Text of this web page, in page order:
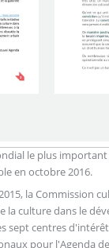
le plus
en octobre 2016.
la Commission
la culture dans le
sept centres
pour l'Agenda